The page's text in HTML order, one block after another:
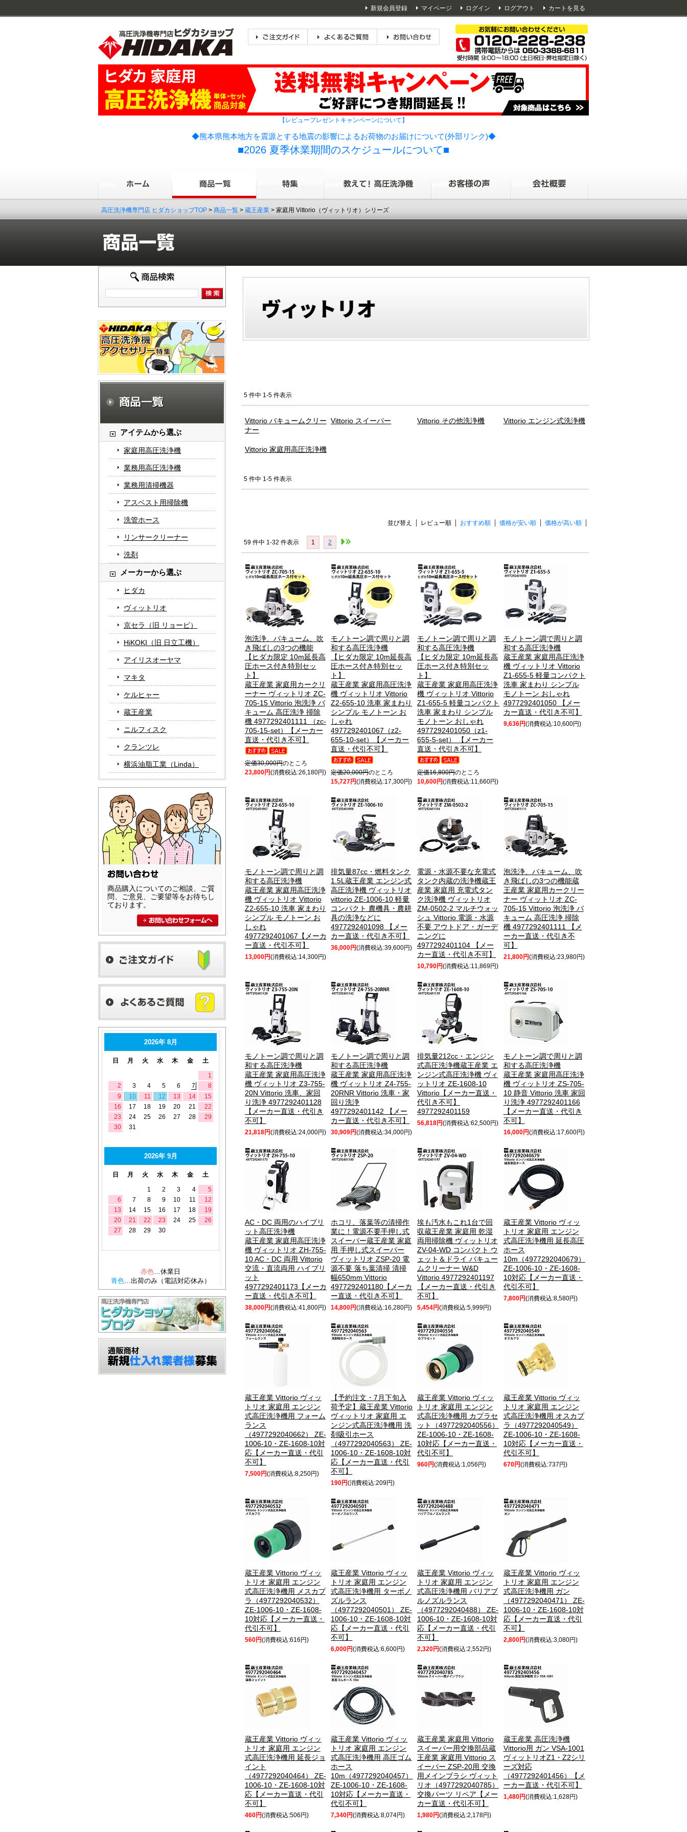
新規会員登録 マイページ ログイン ログアウト カートを見る
【レビュープレゼントキャンペーンについて】
◆熊本県熊本地方を震源とする地震の影響によるお荷物のお届けについて(外部リンク)◆
■2026 夏季休業期間のスケジュールについて■
高圧洗浄機専門店 ヒダカショップTOP > 商品一覧 > 蔵王産業 > 家庭用 Vittorio（ヴィットリオ）シリーズ
アイテムから選ぶ
家庭用高圧洗浄機
業務用高圧洗浄機
業務用清掃機器
アスベスト用掃除機
洗管ホース
リンサークリーナー
洗剤
メーカーから選ぶ
ヒダカ
ヴィットリオ
京セラ（旧 リョービ）
HiKOKI（旧 日立工機）
アイリスオーヤマ
マキタ
ケルヒャー
蔵王産業
ニルフィスク
クランツレ
横浜油脂工業（Linda）
商品購入についてのご相談、ご質
問、ご意見、ご要望等をお待ちし
ております。
5 件中 1-5 件表示
Vittorio バキュームクリー
ナー
Vittorio スイーパー Vittorio その他洗浄機 Vittorio エンジン式洗浄機
Vittorio 家庭用高圧洗浄機
5 件中 1-5 件表示
並び替え レビュー順 おすすめ順 価格が安い順 価格が高い順
59 件中 1-32 件表示 1 2
泡洗浄、バキューム、吹
き飛ばしの3つの機能
【ヒダカ限定 10m延長高
圧ホース付き特別セッ
ト】
蔵王産業 家庭用カークリ
ーナー ヴィットリオ ZC-
705-15 Vittorio 泡洗浄 バ
キューム 高圧洗浄 掃除
機 4977292401111 （zc-
705-15-set）【メーカー
直送・代引き不可】
定価30,000円のところ
23,800円(消費税込:26,180円)
モノトーン調で周りと調
和する高圧洗浄機
【ヒダカ限定 10m延長高
圧ホース付き特別セッ
ト】
蔵王産業 家庭用高圧洗浄
機 ヴィットリオ Vittorio
Z2-655-10 洗車 家まわり
シンプル モノトーン お
しゃれ
4977292401067（z2-
655-10-set）【メーカー
直送・代引不可】
定価20,000円のところ
15,727円(消費税込:17,300円)
モノトーン調で周りと調
和する高圧洗浄機
【ヒダカ限定 10m延長高
圧ホース付き特別セッ
ト】
蔵王産業 家庭用高圧洗浄
機 ヴィットリオ Vittorio
Z1-655-5 軽量コンパクト
洗車 家まわり シンプル
モノトーン おしゃれ
4977292401050（z1-
655-5-set） 【メーカー
直送・代引き不可】
定価16,800円のところ
10,600円(消費税込:11,660円)
モノトーン調で周りと調
和する高圧洗浄機
蔵王産業 家庭用高圧洗浄
機 ヴィットリオ Vittorio
Z1-655-5 軽量コンパクト
洗車 家まわり シンプル
モノトーン おしゃれ
4977292401050 【メー
カー直送・代引き不可】
9,636円(消費税込:10,600円)
モノトーン調で周りと調
和する高圧洗浄機
蔵王産業 家庭用高圧洗浄
機 ヴィットリオ Vittorio
Z2-655-10 洗車 家まわり
シンプル モノトーン お
しゃれ
4977292401067【メーカ
ー直送・代引不可】
13,000円(消費税込:14,300円)
排気量87cc・燃料タンク
1.5L蔵王産業 エンジン式
高圧洗浄機 ヴィットリオ
vittorio ZE-1006-10 軽量
コンパクト 農機具・農耕
具の洗浄などに
4977292401098 【メー
カー直送・代引き不可】
36,000円(消費税込:39,600円)
電源・水源不要な充電式
タンク内蔵の洗浄機蔵王
産業 家庭用 充電式タン
ク洗浄機 ヴィットリオ
ZM-0502-2 マルチウォッ
シュ Vittorio 電源・水源
不要 アウトドア・ガーデ
ニングに
4977292401104 【メー
カー直送・代引き不可】
10,790円(消費税込:11,869円)
泡洗浄、バキューム、吹
き飛ばしの3つの機能蔵
王産業 家庭用カークリー
ナー ヴィットリオ ZC-
705-15 Vittorio 泡洗浄 バ
キューム 高圧洗浄 掃除
機 4977292401111 【メ
ーカー直送・代引き不
可】
21,800円(消費税込:23,980円)
モノトーン調で周りと調
和する高圧洗浄機
蔵王産業 家庭用高圧洗浄
機 ヴィットリオ Z3-755-
20N Vittorio 洗車、家回
り洗浄 4977292401128
【メーカー直送・代引き
不可】
21,818円(消費税込:24,000円)
モノトーン調で周りと調
和する高圧洗浄機
蔵王産業 家庭用高圧洗浄
機 ヴィットリオ Z4-755-
20RNR Vittorio 洗車・家
回り洗浄
4977292401142 【メー
カー直送・代引き不可】
30,909円(消費税込:34,000円)
排気量212cc・エンジン
式高圧洗浄機蔵王産業 エ
ンジン式高圧洗浄機 ヴィ
ットリオ ZE-1608-10
Vittorio【メーカー直送・
代引き不可】
4977292401159
56,818円(消費税込:62,500円)
モノトーン調で周りと調
和する高圧洗浄機
蔵王産業 家庭用高圧洗浄
機 ヴィットリオ ZS-705-
10 静音 Vittorio 洗車 家回
り洗浄 4977292401166
【メーカー直送・代引き
不可】
16,000円(消費税込:17,600円)
AC・DC 両用のハイブリ
ット高圧洗浄機
蔵王産業 家庭用高圧洗浄
機 ヴィットリオ ZH-755-
10 AC・DC 両用 Vittorio
交流・直流両用 ハイブリ
ット
4977292401173【メーカ
ー直送・代引き不可】
38,000円(消費税込:41,800円)
ホコリ、落葉等の清掃作
業に！電源不要手押し式
スイーパー蔵王産業 家庭
用 手押し式スイーパー
ヴィットリオ ZSP-20 電
源不要 落ち葉清掃 清掃
幅650mm Vittorio
4977292401180【メーカ
ー直送・代引き不可】
14,800円(消費税込:16,280円)
埃も汚水もこれ1台で回
収蔵王産業 家庭用 乾湿
両用掃除機 ヴィットリオ
ZV-04-WD コンパクト ウ
ェット＆ドライ バキュー
ムクリーナー W&D
Vittorio 4977292401197
【メーカー直送・代引き
不可】
5,454円(消費税込:5,999円)
蔵王産業 Vittorio ヴィッ
トリオ 家庭用 エンジン
式高圧洗浄機用 延長高圧
ホース
10m（4977292040679）
ZE-1006-10・ZE-1608-
10対応【メーカー直送・
代引不可】
7,800円(消費税込:8,580円)
蔵王産業 Vittorio ヴィッ
トリオ 家庭用 エンジン
式高圧洗浄機用 フォーム
ランス
（4977292040662） ZE-
1006-10・ZE-1608-10対
応【メーカー直送・代引
不可】
7,500円(消費税込:8,250円)
【予約注文・7月下旬入
荷予定】蔵王産業 Vittorio
ヴィットリオ 家庭用 エ
ンジン式高圧洗浄機用 洗
剤吸引ホース
（4977292040563） ZE-
1006-10・ZE-1608-10対
応【メーカー直送・代引
不可】
190円(消費税込:209円)
蔵王産業 Vittorio ヴィッ
トリオ 家庭用 エンジン
式高圧洗浄機用 カプラセ
ット（4977292040556）
ZE-1006-10・ZE-1608-
10対応【メーカー直送・
代引不可】
960円(消費税込:1,056円)
蔵王産業 Vittorio ヴィッ
トリオ 家庭用 エンジン
式高圧洗浄機用 オスカプ
ラ（4977292040549）
ZE-1006-10・ZE-1608-
10対応【メーカー直送・
代引不可】
670円(消費税込:737円)
蔵王産業 Vittorio ヴィッ
トリオ 家庭用 エンジン
式高圧洗浄機用 メスカプ
ラ（4977292040532）
ZE-1006-10・ZE-1608-
10対応【メーカー直送・
代引不可】
560円(消費税込:616円)
蔵王産業 Vittorio ヴィッ
トリオ 家庭用 エンジン
式高圧洗浄機用 ターボノ
ズルランス
（4977292040501） ZE-
1006-10・ZE-1608-10対
応【メーカー直送・代引
不可】
6,000円(消費税込:6,600円)
蔵王産業 Vittorio ヴィッ
トリオ 家庭用 エンジン
式高圧洗浄機用 バリアブ
ルノズルランス
（4977292040488） ZE-
1006-10・ZE-1608-10対
応【メーカー直送・代引
不可】
2,320円(消費税込:2,552円)
蔵王産業 Vittorio ヴィッ
トリオ 家庭用 エンジン
式高圧洗浄機用 ガン
（4977292040471） ZE-
1006-10・ZE-1608-10対
応【メーカー直送・代引
不可】
2,800円(消費税込:3,080円)
蔵王産業 Vittorio ヴィッ
トリオ 家庭用 エンジン
式高圧洗浄機用 延長ジョ
イント
（4977292040464） ZE-
1006-10・ZE-1608-10対
応【メーカー直送・代引
不可】
460円(消費税込:506円)
蔵王産業 Vittorio ヴィッ
トリオ 家庭用 エンジン
式高圧洗浄機用 高圧ゴム
ホース
10m（4977292040457）
ZE-1006-10・ZE-1608-
10対応【メーカー直送・
代引不可】
7,340円(消費税込:8,074円)
蔵王産業 家庭用 Vittorio
スイーパー用交換部品蔵
王産業 家庭用 Vittorio ス
イーパー ZSP-20用 交換
用メインブラシ ヴィット
リオ（4977292040785）
交換パーツ リペア【メー
カー直送・代引不可】
1,980円(消費税込:2,178円)
蔵王産業 高圧洗浄機
Vittorio用 ガン VSA-1001
ヴィットリオZ1・Z2シリ
ーズ対応
（4977292401456）【メ
ーカー直送・代引不可】
1,480円(消費税込:1,628円)